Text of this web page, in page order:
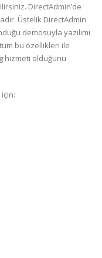
DirectAdmin’de
Üstelik DirectAdmin
demosuyla yazılımı
bu özellikleri ile
hizmeti olduğunu